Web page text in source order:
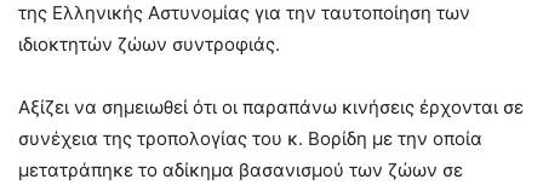
της Ελληνικής Αστυνομίας για την ταυτοποίηση των
ιδιοκτητών ζώων συντροφιάς.
Αξίζει να σημειωθεί ότι οι παραπάνω κινήσεις έρχονται σε
συνέχεια της τροπολογίας του κ. Βορίδη με την οποία
μετατράπηκε το αδίκημα βασανισμού των ζώων σε